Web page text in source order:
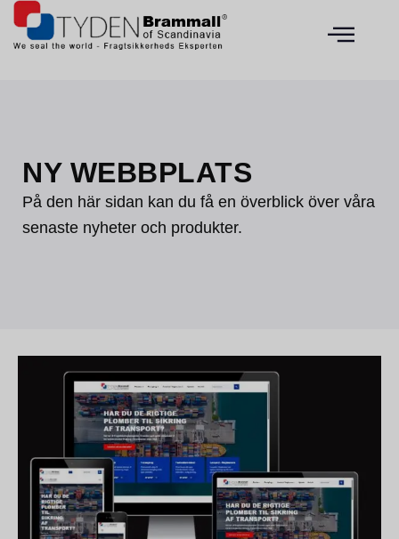
NY WEBBPLATS
På den här sidan kan du få en överblick över våra
senaste nyheter och produkter.